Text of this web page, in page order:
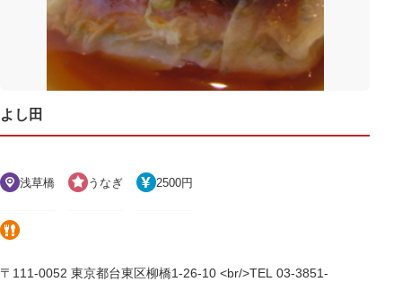
よし田
浅草橋 うなぎ 2500円
〒111-0052 東京都台東区柳橋1-26-10 <br/>TEL 03-3851-